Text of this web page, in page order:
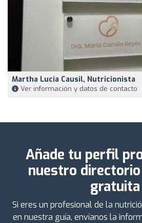
Martha Lucia Causil, Nutricionista
Ver información y datos de contacto
Añade tu perfil
nuestro
gratuita
Si eres un profesional de la
en nuestra guía, envíanos la